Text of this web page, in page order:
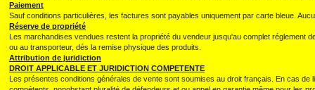
Paiement
Sauf conditions particulières, les factures sont payables uniquement par carte bleue.
Réserve de propriété
Les marchandises vendues restent la propriété du vendeur jusqu'au complet
ou au transporteur, dés la remise physique des produits.
Attribution de juridiction
DROIT APPLICABLE ET JURIDICTION COMPETENTE
Les présentes conditions générales de vente sont soumises au droit français. En cas